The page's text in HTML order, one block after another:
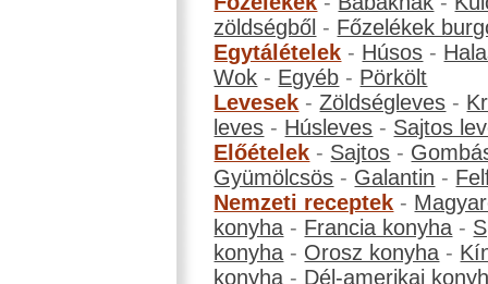
zöldségből - Főzelékek
Egytálételek - Húsos -
Wok - Egyéb - Pörkölt
Levesek -Zöldségleves -
leves - Húsleves - Sajtos
Előételek - Sajtos -
Gyümölcsös - Galantin -
Nemzeti receptek -
konyha - Francia konyha -
konyha - Orosz konyha -
konyha - Dél-amerikai